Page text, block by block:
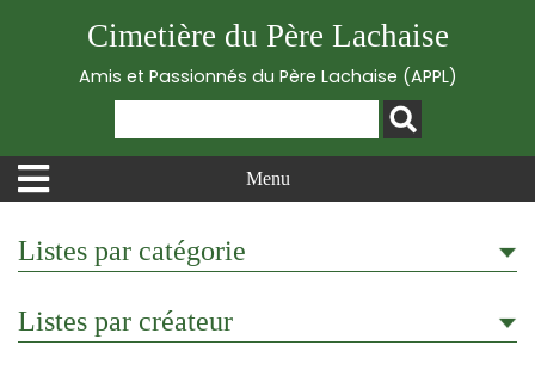
Cimetière du Père Lachaise
Amis et Passionnés du Père Lachaise (APPL)
Menu
Listes par catégorie
Listes par créateur